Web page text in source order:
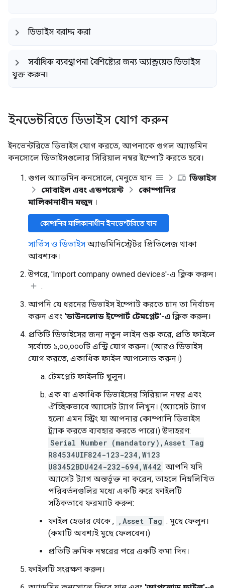
ডিভাইস বরাদ্দ করা
সর্বাধিক ব্যবস্থাপনা বৈশিষ্ট্যের জন্য অ্যান্ড্রয়েড ডিভাইস
যুক্ত করুন।
ইনভেন্টরিতে ডিভাইস যোগ করুন
ইনভেন্টরিতে ডিভাইস যোগ করতে, আপনাকে গুগল অ্যাডমিন
কনসোলে ডিভাইসগুলোর সিরিয়াল নম্বর ইম্পোর্ট করতে হবে।
গুগল অ্যাডমিন কনসোলে, মেনুতে যান
ডিভাইস
মোবাইল এবং এন্ডপয়েন্ট
কোম্পানির
মালিকানাধীন মজুদ ।
কোম্পানির মালিকানাধীন ইনভেন্টরিতে যান
সার্ভিস ও ডিভাইস অ্যাডমিনিস্ট্রেটর প্রিভিলেজ থাকা
আবশ্যক।
উপরে, 'Import company owned devices'-এ ক্লিক করুন।
.
আপনি যে ধরনের ডিভাইস ইম্পোর্ট করতে চান তা নির্বাচন
করুন এবং 'ডাউনলোড ইম্পোর্ট টেমপ্লেট'-এ ক্লিক করুন।
প্রতিটি ডিভাইসের জন্য নতুন লাইন শুরু করে, প্রতি ফাইলে
সর্বোচ্চ ১,০০,০০০টি এন্ট্রি যোগ করুন। (আরও ডিভাইস
যোগ করতে, একাধিক ফাইল আপলোড করুন।)
টেমপ্লেট ফাইলটি খুলুন।
এক বা একাধিক ডিভাইসের সিরিয়াল নম্বর এবং
ঐচ্ছিকভাবে অ্যাসেট ট্যাগ লিখুন। (অ্যাসেট ট্যাগ
হলো এমন স্ট্রিং যা আপনার কোম্পানি ডিভাইস
ট্র্যাক করতে ব্যবহার করতে পারে।) উদাহরণ:
Serial Number (mandatory),Asset Tag
R84534UIF824-123-234,W123
U83452BDU424-232-694,W442 আপনি যদি
অ্যাসেট ট্যাগ অন্তর্ভুক্ত না করেন, তাহলে নিম্নলিখিত
পরিবর্তনগুলির মধ্যে একটি করে ফাইলটি
সঠিকভাবে ফরম্যাট করুন:
ফাইল হেডার থেকে , ,Asset Tag . মুছে ফেলুন।
(কমাটি অবশ্যই মুছে ফেলবেন।)
প্রতিটি ক্রমিক নম্বরের পরে একটি কমা দিন।
ফাইলটি সংরক্ষণ করুন।